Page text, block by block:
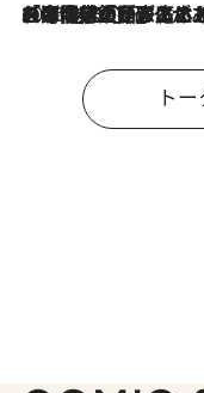
2026.8.3
「今後値上げがあるとすれば…」「リスクがあるのは今年の冬」エネルギー専門家が語る、ホルムズ海峡封鎖が家庭にもたらす“ある心配”
ト